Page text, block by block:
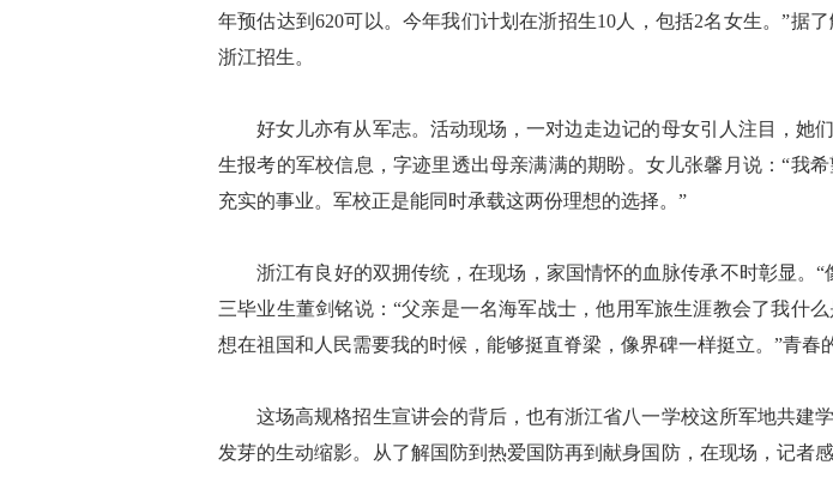
年预估达到620可以。今年我们计划在浙招生10人，包括2名女生。”据
浙江招生。
好女儿亦有从军志。活动现场，一对边走边记的母女引人注目，她
生报考的军校信息，字迹里透出母亲满满的期盼。女儿张馨月说：“我
充实的事业。军校正是能同时承载这两份理想的选择。”
浙江有良好的双拥传统，在现场，家国情怀的血脉传承不时彰显。“
三毕业生董剑铭说：“父亲是一名海军战士，他用军旅生涯教会了我什
想在祖国和人民需要我的时候，能够挺直脊梁，像界碑一样挺立。”青春
这场高规格招生宣讲会的背后，也有浙江省八一学校这所军地共建
发芽的生动缩影。从了解国防到热爱国防再到献身国防，在现场，记者